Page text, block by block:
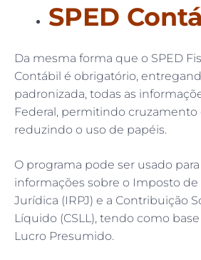
SPED
Da mesma forma que o SPED
Contábil é obrigatório,
padronizada, todas as
Federal, permitindo cruzamento
reduzindo o uso de papéis.
O programa pode ser usado
informações sobre o Imposto de
Jurídica (IRPJ) e a Contribuição
Líquido (CSLL), tendo como
Lucro Presumido.